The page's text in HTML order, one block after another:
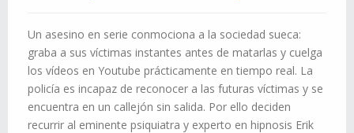
Un asesino en serie conmociona a la sociedad sueca:
graba a sus víctimas instantes antes de matarlas y cuelga
los vídeos en Youtube prácticamente en tiempo real. La
policía es incapaz de reconocer a las futuras víctimas y se
encuentra en un callejón sin salida. Por ello deciden
recurrir al eminente psiquiatra y experto en hipnosis Erik